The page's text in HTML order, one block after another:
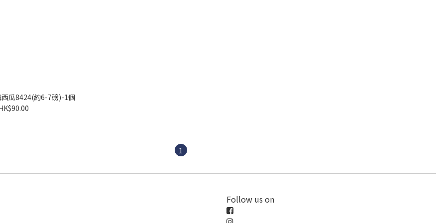
瓜8424(約6-7磅)-1個
1
Follow us on